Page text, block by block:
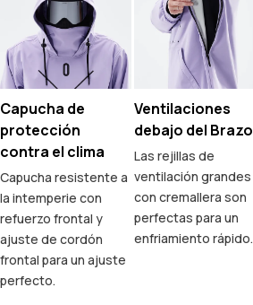
Capucha de
protección
contra el clima
Capucha resistente a
la intemperie con
refuerzo frontal y
ajuste de cordón
frontal para un ajuste
perfecto.
Ventilaciones
debajo del Brazo
Las rejillas de
ventilación grandes
con cremallera son
perfectas para un
enfriamiento rápido.